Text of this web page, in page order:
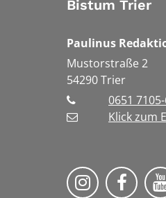
Bistum Trier
Paulinus
Mustorstraße 2
54290Trier
0651
Klick zum
Bistum